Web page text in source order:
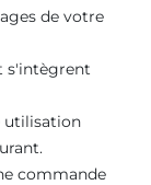
de votre
s'intègrent
utilisation
commande